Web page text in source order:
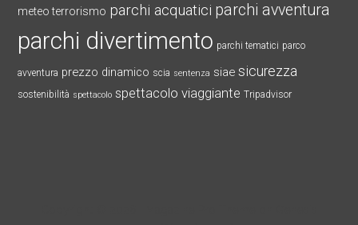
meteo terrorismo parchi acquatici parchi avventura
parchi divertimento parchi tematici parco
avventura prezzo dinamico scia sentenza siae sicurezza
sostenibilità spettacolo spettacolo viaggiante Tripadvisor